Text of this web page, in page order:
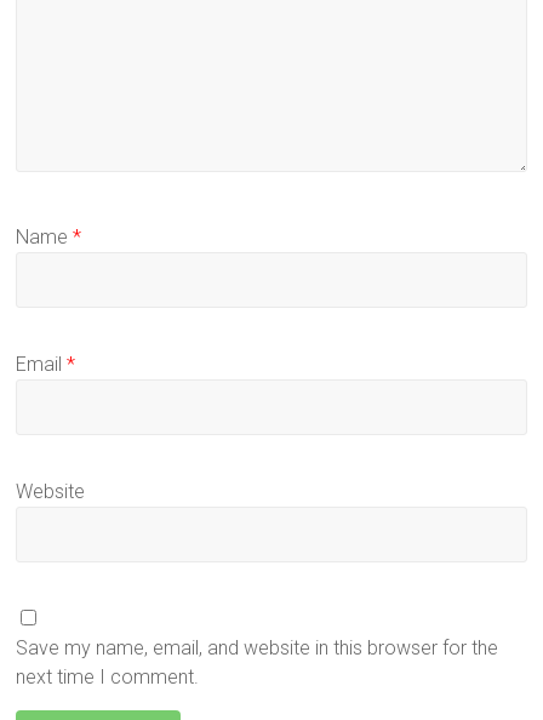
Name*
Email*
Website
Save my name, email, and website in this browser for the
next time I comment.